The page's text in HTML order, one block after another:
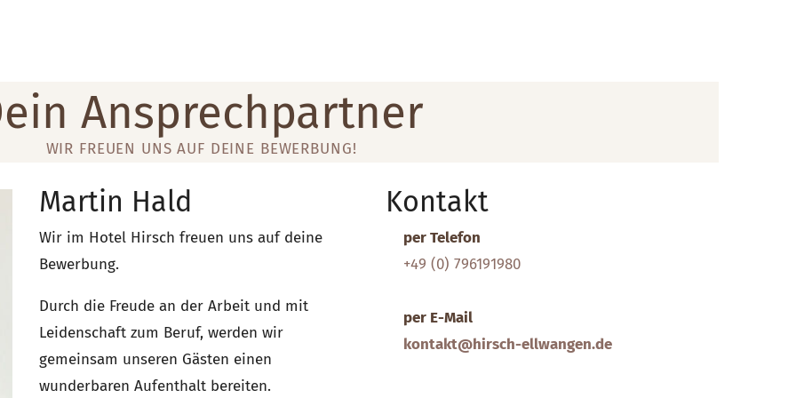
Ansprechpartner
WIR FREUEN UNS AUF DEINE BEWERBUNG!
Martin Hald
Wir im Hotel Hirsch freuen uns auf deine
Bewerbung.
Durch die Freude an der Arbeit und mit
Leidenschaft zum Beruf, werden wir
gemeinsam unseren Gästen einen
wunderbaren Aufenthalt bereiten.
Kontakt
per Telefon
+49 (0) 796191980
per E-Mail
kontakt@hirsch-ellwangen.de